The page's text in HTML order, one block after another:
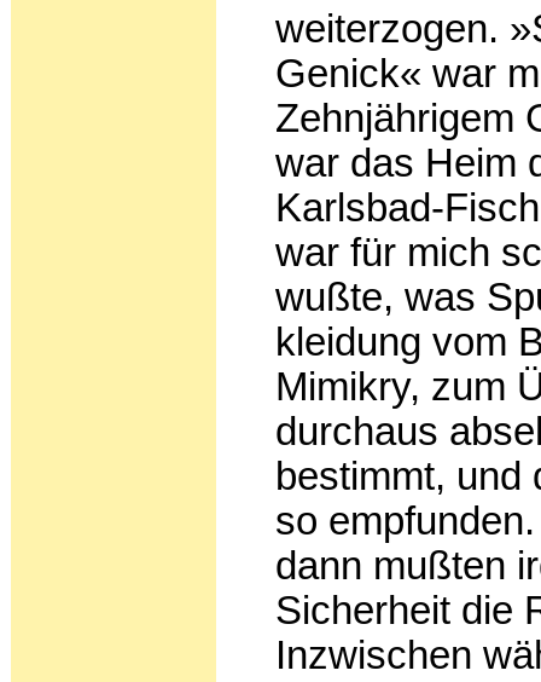
weiterzogen.
Genick« war
Zehnjährigem
war das Heim
Karlsbad-
war für mich
wußte, was
kleidung vom
Mimikry, zum
durchaus
bestimmt, und
so
dann mußten
Sicherheit die
Inzwischen